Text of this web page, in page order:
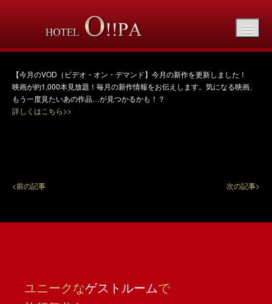
【今月のVOD（ビデオ・オン・デマンド】10月
【今月のVOD（ビデオ・オン・デマンド】今月の新作を更新しました！
映画が約1,000本見放題！毎月の新作情報をお伝えします。気になる映画、
もう一度見たいあの作品…が見つかるかも！？
詳しくはこちら>>
次の記事>
<前の記事
ユニークなゲストルームで